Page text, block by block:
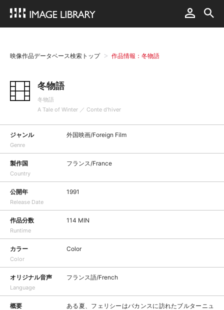
映像作品データベース検索トップ 作品情報：冬物語
冬物語
冬物語
A Tale of Winter ／ Conte d'hiver
ジャンル
Genre
外国映画/Foreign Film
製作国
Country
フランス/France
公開年
Release Date
1991
作品分数
Runtime
114 MIN
カラー
Color
Color
オリジナル音声
Language
フランス語/French
概要
ある夏、フェリシーはバカンスに訪れたブルターニュ